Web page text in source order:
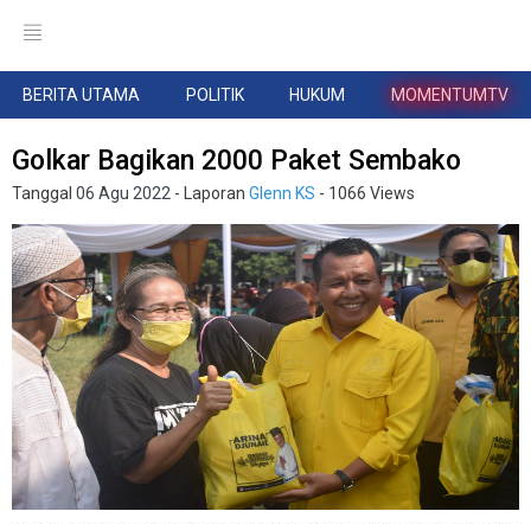
BERITA UTAMA POLITIK HUKUM MOMENTUMTV
Golkar Bagikan 2000 Paket Sembako
Tanggal 06 Agu 2022 - Laporan Glenn KS - 1066 Views